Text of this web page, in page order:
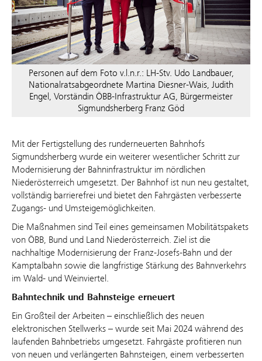
Personen auf dem Foto v.l.n.r.: LH-Stv. Udo Landbauer,
Nationalratsabgeordnete Martina Diesner-Wais, Judith
Engel, Vorständin ÖBB-Infrastruktur AG, Bürgermeister
Sigmundsherberg Franz Göd
Mit der Fertigstellung des runderneuerten Bahnhofs
Sigmundsherberg wurde ein weiterer wesentlicher Schritt zur
Modernisierung der Bahninfrastruktur im nördlichen
Niederösterreich umgesetzt. Der Bahnhof ist nun neu gestaltet,
vollständig barrierefrei und bietet den Fahrgästen verbesserte
Zugangs- und Umsteigemöglichkeiten.
Die Maßnahmen sind Teil eines gemeinsamen Mobilitätspakets
von ÖBB, Bund und Land Niederösterreich. Ziel ist die
nachhaltige Modernisierung der Franz-Josefs-Bahn und der
Kamptalbahn sowie die langfristige Stärkung des Bahnverkehrs
im Wald- und Weinviertel.
Bahntechnik und Bahnsteige erneuert
Ein Großteil der Arbeiten – einschließlich des neuen
elektronischen Stellwerks – wurde seit Mai 2024 während des
laufenden Bahnbetriebs umgesetzt. Fahrgäste profitieren nun
von neuen und verlängerten Bahnsteigen, einem verbesserten